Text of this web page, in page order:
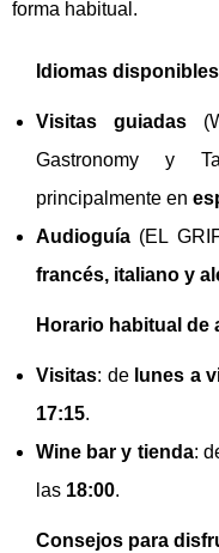
forma habitual.
Idiomas disponibles
Visitas guiadas
Gastronomy y
principalmente en
Audioguía (EL
francés, italiano y
Horario habitual de
Visitas: de lunes a
17:15.
Wine bar y tienda:
las 18:00.
Consejos para